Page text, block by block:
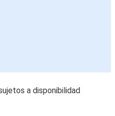
a disponibilidad